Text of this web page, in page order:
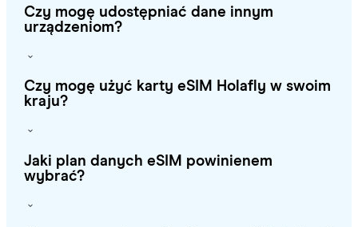
Czy mogę udostępniać dane innym
urządzeniom?
Czy mogę użyć karty eSIM Holafly w swoim
kraju?
Jaki plan danych eSIM powinienem
wybrać?